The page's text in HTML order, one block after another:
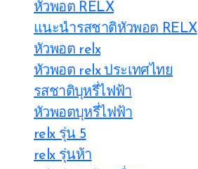
หัวพอต RELX
แนะนำรสชาติหัวพอต RELX
หัวพอต relx
หัวพอต relx ประเทศไทย
รสชาติบุหรี่ไฟฟ้า
หัวพอตบุหรี่ไฟฟ้า
relx รุ่น 5
relx รุ่นห้า